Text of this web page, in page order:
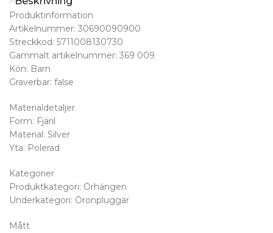
Produktinformation
Artikelnummer: 30690090900
Streckkod: 5711008130730
Gammalt artikelnummer: 369 009
Kön: Barn
Graverbar: false
Materialdetaljer
Form: Fjäril
Material: Silver
Yta: Polerad
Kategorier
Produktkategori: Örhängen
Underkategori: Öronpluggar
Mått